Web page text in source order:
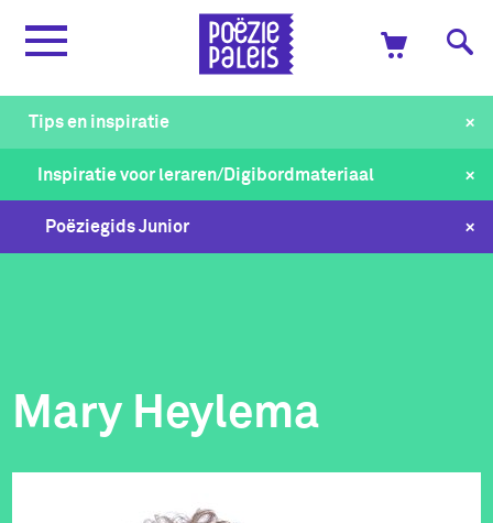
Tips en inspiratie +
Inspiratie voor leraren/Digibordmateriaal +
Poëziegids Junior +
Mary Heylema